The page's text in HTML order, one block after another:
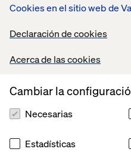
Cookies en el sitio web de
Declaración de cookies
Acerca de las cookies
Cambiar la
Necesarias
Estadísticas
Industrias
Retail